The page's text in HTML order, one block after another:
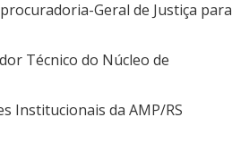
Geral de Justiça para
Técnico do Núcleo de
Institucionais da AMP/RS